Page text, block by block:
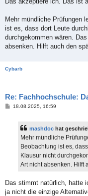
Mehr mündliche Prüfungen
ist es, dass dort Leute
durchgekommen wären.
absenken. Hilft auch den
Cybarb
Re: Fachhochschule:
B18.08.2025, 16:59
mashdoc hat
Mehr mündliche
Beobachtung ist es,
Klausur nicht
Art nicht absenken. Hilft
Das stimmt natürlich, hatte
ja nicht die einzige